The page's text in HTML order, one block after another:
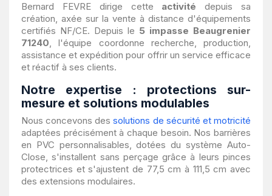
Bernard FEVRE dirige cette activité depuis sa
création, axée sur la vente à distance d'équipements
certifiés NF/CE. Depuis le 5 impasse Beaugrenier
71240, l'équipe coordonne recherche, production,
assistance et expédition pour offrir un service efficace
et réactif à ses clients.
Notre expertise : protections sur-
mesure et solutions modulables
Nous concevons dessolutions de sécurité et motricité
adaptées précisément à chaque besoin. Nos barrières
en PVC personnalisables, dotées du système Auto-
Close, s'installent sans perçage grâce à leurs pinces
protectrices et s'ajustent de 77,5 cm à 111,5 cm avec
des extensions modulaires.